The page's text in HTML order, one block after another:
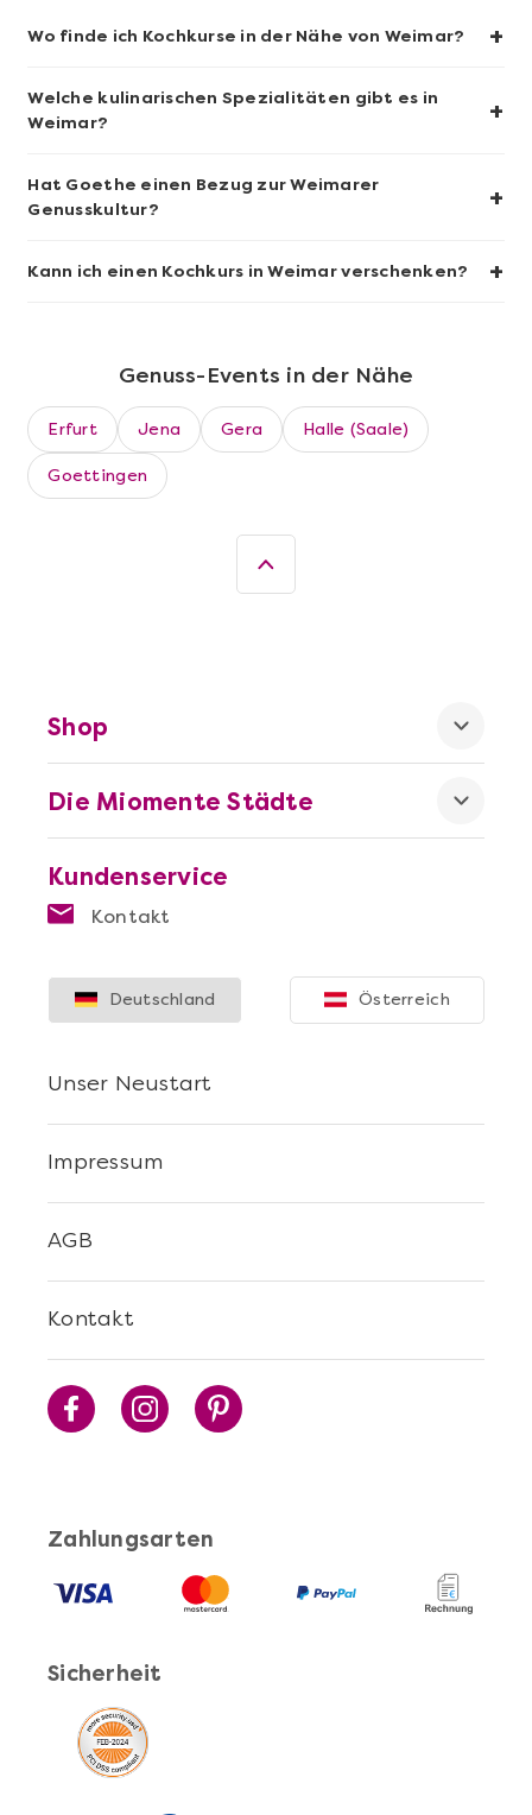
Leipzig erschmecken
Mehr anzeigen
Sushi Selber Machen - DIY-Set
Cocktails Selber Machen - DIY-Set
Wo finde ich Kochkurse in der Nähe von Weimar? +
Welche kulinarischen Spezialitäten gibt es in
Weimar?
+
Hat Goethe einen Bezug zur Weimarer
Genusskultur?
+
Kann ich einen Kochkurs in Weimar verschenken? +
Genuss-Events in der Nähe
Erfurt Jena Gera Halle (Saale)
Goettingen
Kundenservice
Kontakt
Die Miomente Städte
Shop
Zahlungsarten
Sicherheit
Kontakt
AGB
Impressum
Unser Neustart
Deutschland Österreich